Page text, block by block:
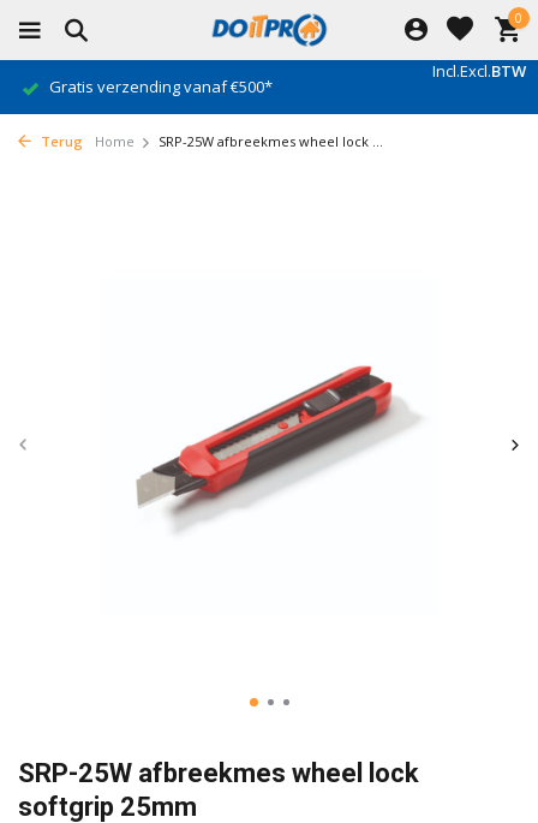
0
Incl.Excl.BTW
Gratis verzending vanaf €500*
Terug Home SRP-25W afbreekmes wheel lock ...
SRP-25W afbreekmes wheel lock
softgrip 25mm